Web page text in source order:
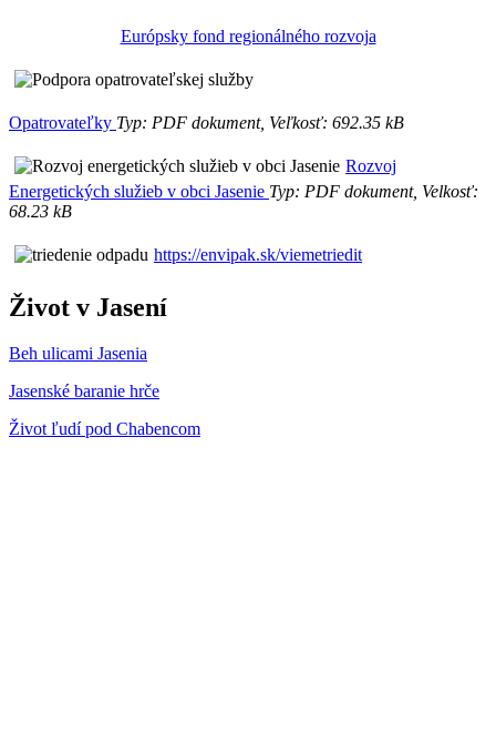
Európsky fond regionálného rozvoja
Opatrovateľky Typ: PDF dokument, Veľkosť: 692.35 kB
Rozvoj
Energetických služieb v obci Jasenie Typ: PDF dokument, Velkosť:
68.23 kB
https://envipak.sk/viemetriedit
Život v Jasení
Beh ulicami Jasenia
Jasenské baranie hrče
Život ľudí pod Chabencom